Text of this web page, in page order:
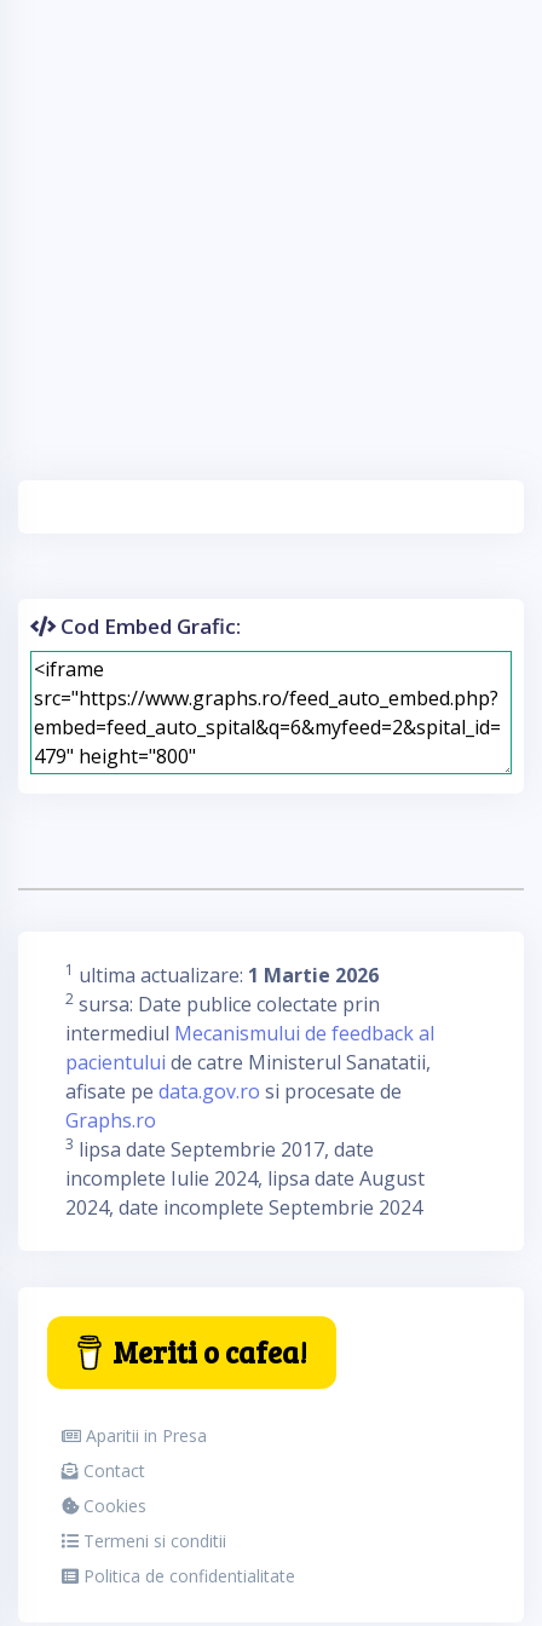
Cod Embed Grafic:
1 ultima actualizare: 1 Martie 2026
2 sursa: Date publice colectate prin
intermediul Mecanismului de feedback al
pacientului de catre Ministerul Sanatatii,
afisate pe data.gov.ro si procesate de
Graphs.ro
3 lipsa date Septembrie 2017, date
incomplete Iulie 2024, lipsa date August
2024, date incomplete Septembrie 2024
Meriti o cafea!
Aparitii in Presa
Contact
Cookies
Termeni si conditii
Politica de confidentialitate